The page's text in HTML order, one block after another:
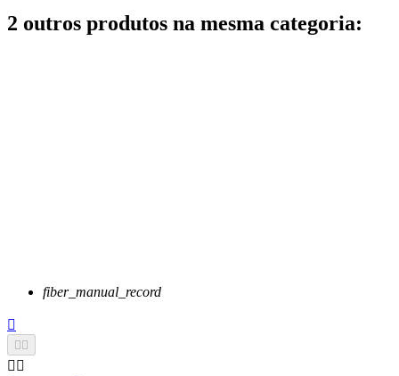
2 outros produtos na mesma categoria:
fiber_manual_record

 
 